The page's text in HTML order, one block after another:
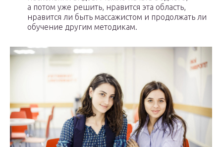
а потом уже решить, нравится эта область,
нравится ли быть массажистом и продолжать ли
обучение другим методикам.